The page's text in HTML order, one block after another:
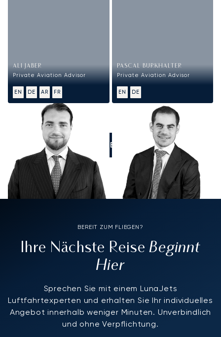
ALI JABER
Private Aviation Advisor
EN DE AR FR
PASCAL BURKHALTER
Private Aviation Advisor
EN DE
RUFEN SIE UNS AN
BEREIT ZUM FLIEGEN?
Ihre Nächste ReiseBeginnt
Hier
Sprechen Sie mit einem LunaJets
Luftfahrtexperten und erhalten Sie Ihr individuelles
Angebot innerhalb weniger Minuten. Unverbindlich
und ohne Verpflichtung.